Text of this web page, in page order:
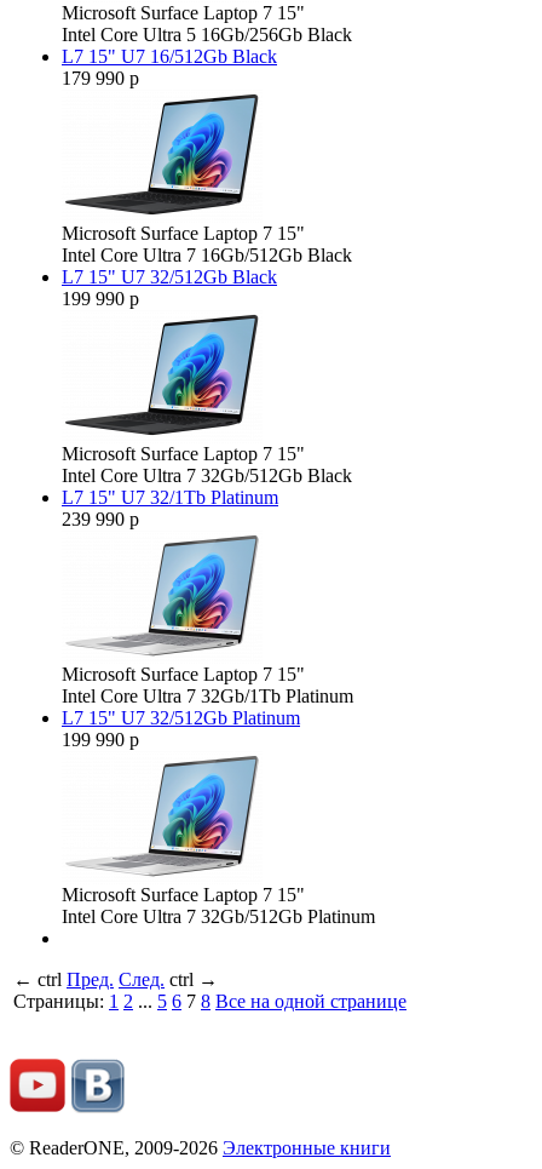
Microsoft Surface Laptop 7 15"
Intel Core Ultra 5 16Gb/256Gb Black
L7 15" U7 16/512Gb Black
179 990 р
Microsoft Surface Laptop 7 15"
Intel Core Ultra 7 16Gb/512Gb Black
L7 15" U7 32/512Gb Black
199 990 р
Microsoft Surface Laptop 7 15"
Intel Core Ultra 7 32Gb/512Gb Black
L7 15" U7 32/1Tb Platinum
239 990 р
Microsoft Surface Laptop 7 15"
Intel Core Ultra 7 32Gb/1Tb Platinum
L7 15" U7 32/512Gb Platinum
199 990 р
Microsoft Surface Laptop 7 15"
Intel Core Ultra 7 32Gb/512Gb Platinum
← ctrl Пред. След. ctrl →
Страницы: 1 2 ... 5 6 7 8 Все на одной странице
© ReaderONE, 2009-2026 Электронные книги